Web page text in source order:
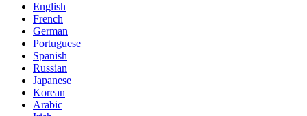
English
French
German
Portuguese
Spanish
Russian
Japanese
Korean
Arabic